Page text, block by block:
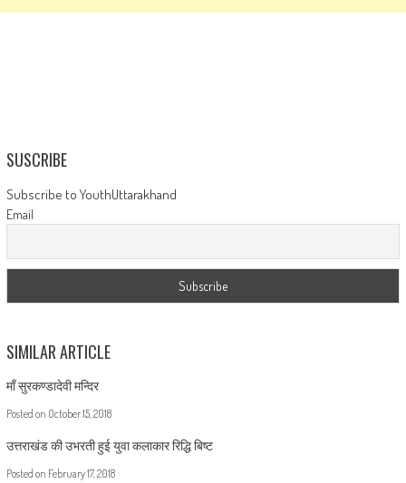
SUSCRIBE
Subscribe to YouthUttarakhand
Email
SIMILAR ARTICLE
माँ सुरकण्डादेवी मन्दिर
Posted on October 15, 2018
उत्तराखंड की उभरती हुई युवा कलाकार रिद्धि बिष्ट
Posted on February 17, 2018